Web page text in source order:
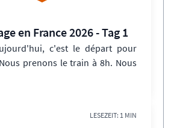
en France 2026 - Tag 1
c'est le départ pour
prenons le train à 8h. Nous
LESEZEIT: 1 MIN